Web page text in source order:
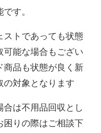
す。
ストであっても状態
可能な場合もござい
商品も状態が良く新
の対象となります
は不用品回収とし
困りの際はご相談下